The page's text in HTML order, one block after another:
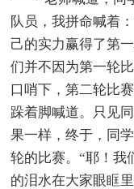
队员，我拼命喊着
己的实力赢得了第
们并不因为第一轮
口哨下，第二轮比
跺着脚喊道。只见
果一样，终于，同
轮的比赛。“耶！我
的泪水在大家眼眶里